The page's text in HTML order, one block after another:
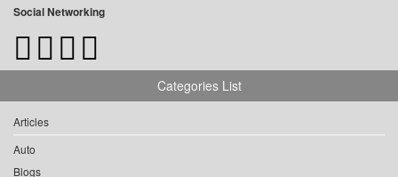
Social Networking
Categories List
Articles
Auto
Blogs